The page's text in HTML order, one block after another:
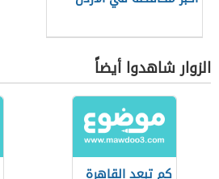
الزوار شاهدوا أيضاً
كم تبعد القاهرة